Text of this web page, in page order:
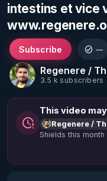
intestins et vice
Regenere /
3.5 k subscribers
Subscribe —
This video
Regenere /
Shields this